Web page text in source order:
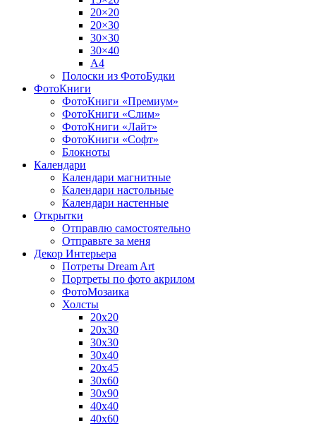
20×20
20×30
30×30
30×40
A4
Полоски из ФотоБудки
ФотоКниги
ФотоКниги «Премиум»
ФотоКниги «Слим»
ФотоКниги «Лайт»
ФотоКниги «Софт»
Блокноты
Календари
Календари магнитные
Календари настольные
Календари настенные
Открытки
Отправлю самостоятельно
Отправьте за меня
Декор Интерьера
Потреты Dream Art
Портреты по фото акрилом
ФотоМозаика
Холсты
20х20
20х30
30х30
30х40
20х45
30х60
30х90
40х40
40х60